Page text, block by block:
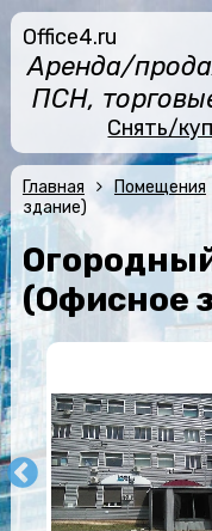
Office4.ru
Аренда/
ПСН,
Снять/
Главная Помещения
здание)
(Офисное